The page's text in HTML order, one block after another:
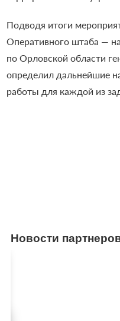
Подводя итоги
Оперативного штаба —
по Орловской области
определил дальнейшие
работы для каждой из
Новости